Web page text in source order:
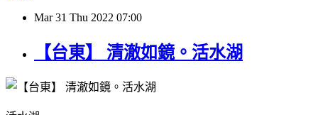
Mar 31 Thu 2022 07:00
【台東】 清澈如鏡。活水湖